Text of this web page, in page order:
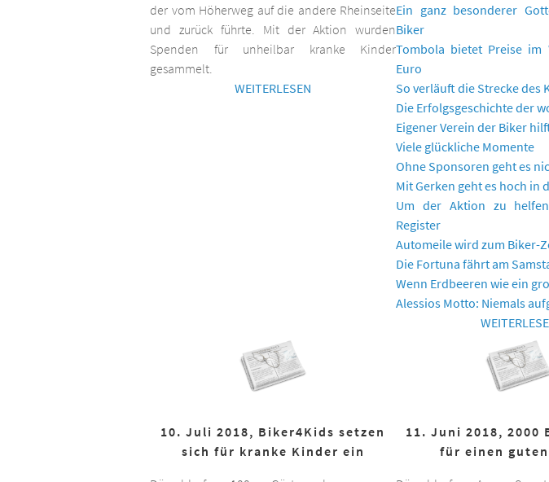
der vom Höherweg auf die andere Rheinseite
und zurück führte. Mit der Aktion wurden
Spenden für unheilbar kranke Kinder
gesammelt.
WEITERLESEN
Ein ganz besonderer
Biker
Tombola bietet Preise im
Euro
So verläuft die Strecke des
Die Erfolgsgeschichte der
Eigener Verein der Biker
Viele glückliche Momente
Ohne Sponsoren geht es
Mit Gerken geht es hoch in
Um der Aktion zu
Register
Automeile wird zum Biker-
Die Fortuna fährt am
Wenn Erdbeeren wie ein
Alessios Motto: Niemals
10. Juli 2018, Biker4Kids setzen
sich für kranke Kinder ein
11. Juni 2018, 2000
für einen